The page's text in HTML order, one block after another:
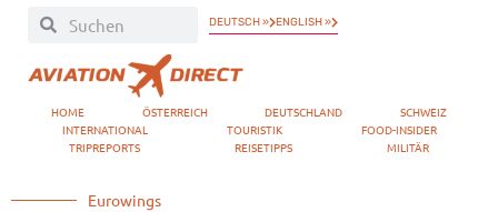
DEUTSCH » ENGLISH »
HOME ÖSTERREICH DEUTSCHLAND
SCHWEIZ
INTERNATIONAL
TOURISTIK
FOOD-INSIDER
TRIPREPORTS
REISETIPPS MILITÄR
Eurowings